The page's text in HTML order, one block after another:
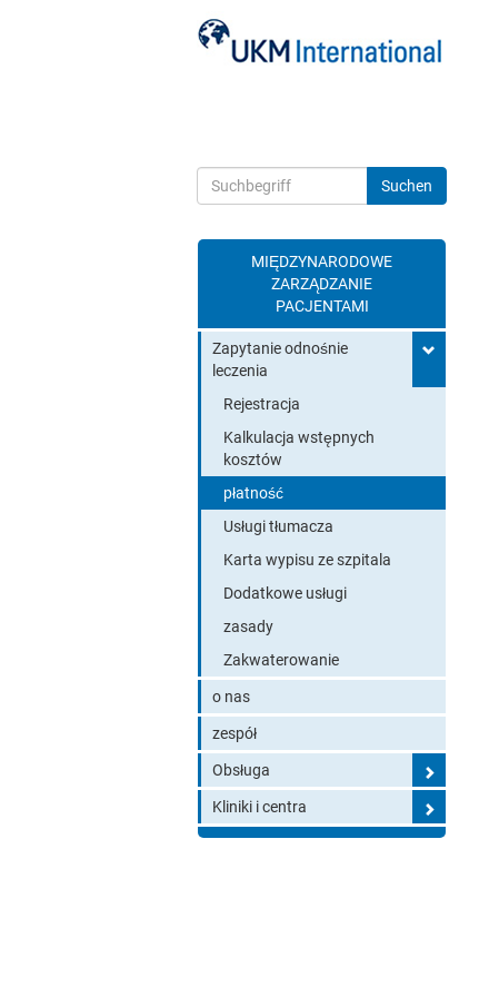
MIĘDZYNARODOWE
ZARZĄDZANIE
PACJENTAMI
Zapytanie odnośnie
leczenia
Rejestracja
Kalkulacja wstępnych
kosztów
płatność
Usługi tłumacza
Karta wypisu ze szpitala
Dodatkowe usługi
zasady
Zakwaterowanie
o nas
zespół
Obsługa
Kliniki i centra